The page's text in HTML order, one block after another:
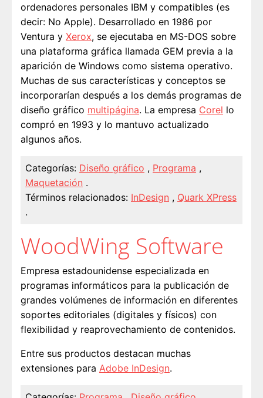
ordenadores personales IBM y compatibles (es
decir: No Apple). Desarrollado en 1986 por
Ventura y Xerox, se ejecutaba en MS-DOS sobre
una plataforma gráfica llamada GEM previa a la
aparición de Windows como sistema operativo.
Muchas de sus características y conceptos se
incorporarían después a los demás programas de
diseño gráfico multipágina. La empresa Corel lo
compró en 1993 y lo mantuvo actualizado
algunos años.
Categorías: Diseño gráfico , Programa ,
Maquetación .
Términos relacionados: InDesign , Quark XPress
.
WoodWing Software
Empresa estadounidense especializada en
programas informáticos para la publicación de
grandes volúmenes de información en diferentes
soportes editoriales (digitales y físicos) con
flexibilidad y reaprovechamiento de contenidos.
Entre sus productos destacan muchas
extensiones para Adobe InDesign.